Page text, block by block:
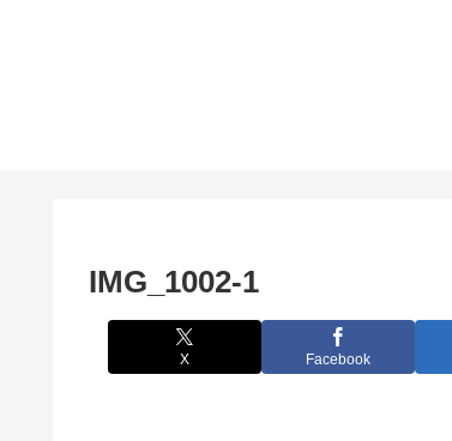
IMG_1002-1
X Facebook